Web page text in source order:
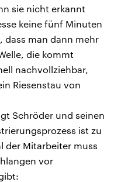
sie nicht erkannt
keine fünf Minuten
dass man dann mehr
die kommt
nachvollziehbar,
Riesenstau von
Schröder und seinen
ist zu
der Mitarbeiter muss
vor